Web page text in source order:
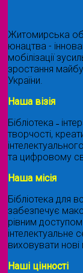
Житомирська
юнацтва -
мобілізації
зростання
України.
Наша візія
Бібліотека ˗
творчості,
та цифровому
Наша місія
Бібліотека для
забезпечує
рівним
інтелектуальне
виховувати нові
Наші цінності